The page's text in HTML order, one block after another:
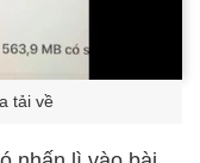
tải về